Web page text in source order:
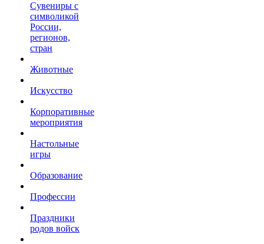
Сувениры с
символикой
России,
регионов,
стран
Животные
Искусство
Корпоративные
мероприятия
Настольные
игры
Образование
Профессии
Праздники
родов войск